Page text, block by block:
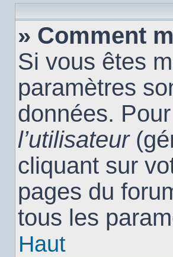
» Comment
Si vous êtes
paramètres
données.
l’utilisateur
cliquant sur
pages du
tous les
Haut